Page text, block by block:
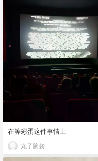
在等彩蛋这件事情上
丸子脑袋